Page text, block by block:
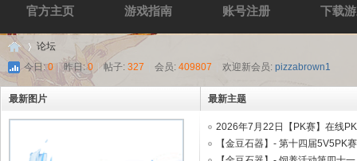
官方主页 游戏指南 账号注册 下载
论坛
今日:0 昨日:0 | 帖子: 327 会员: 409807 欢迎新会员: pizzabrown1
最新图片 最新主题
2026年7月22日【PK赛】在线
【金豆石器】- 第十四届5V5PK